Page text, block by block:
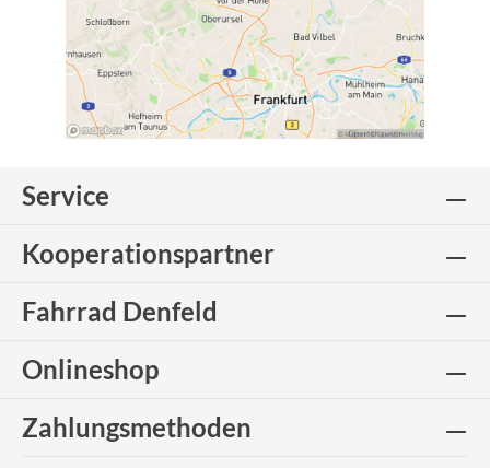
Service
Kooperationspartner
Fahrrad Denfeld
Onlineshop
Zahlungsmethoden